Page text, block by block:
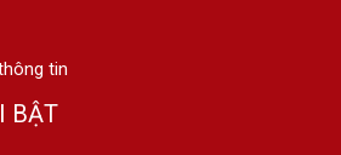
tin
BẬT